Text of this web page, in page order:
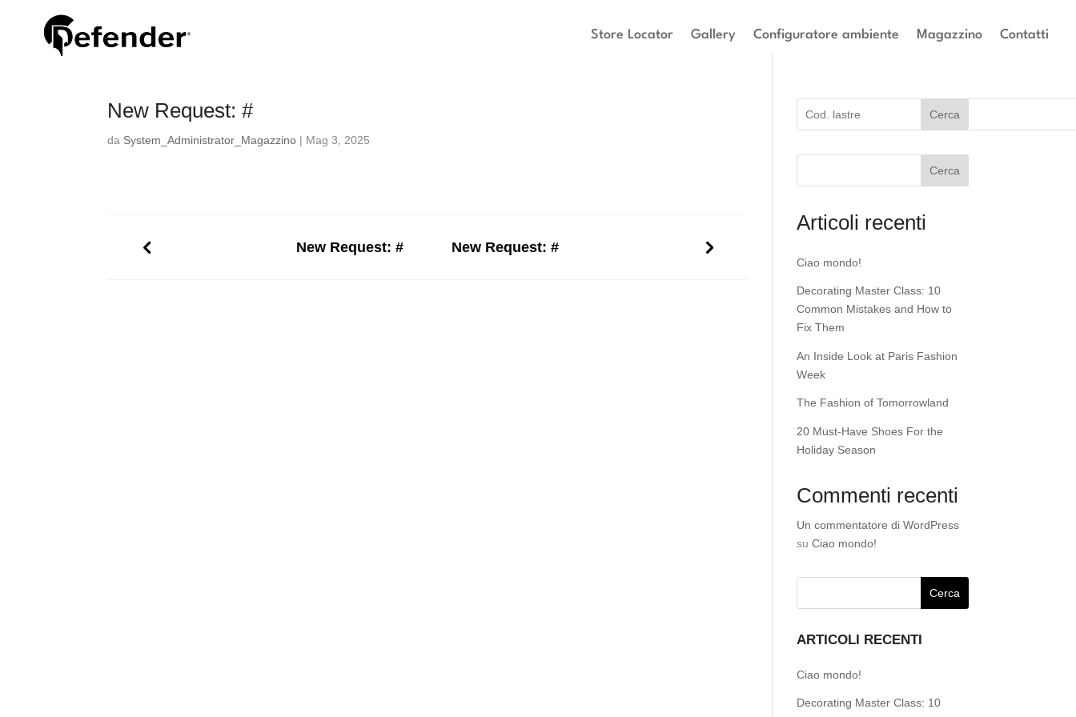
Store Locator Gallery Configuratore ambiente Magazzino Contatti
New Request: #
da System_Administrator_Magazzino | Mag 3, 2025
New Request: # New Request: #
Cerca
Cerca
Articoli recenti
Ciao mondo!
Decorating Master Class: 10
Common Mistakes and How to
Fix Them
An Inside Look at Paris Fashion
Week
The Fashion of Tomorrowland
20 Must-Have Shoes For the
Holiday Season
Commenti recenti
Un commentatore di WordPress
su Ciao mondo!
ARTICOLI RECENTI
Ciao mondo!
Decorating Master Class: 10